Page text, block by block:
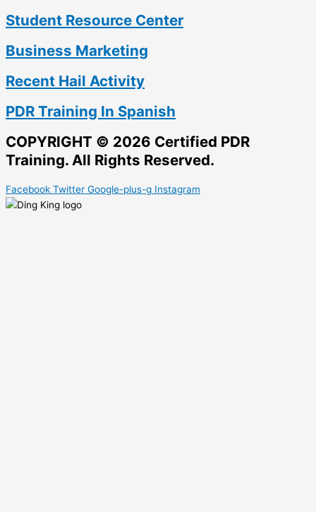
Student Resource Center
Business Marketing
Recent Hail Activity
PDR Training In Spanish
COPYRIGHT © 2026 Certified PDR
Training. All Rights Reserved.
Facebook Twitter Google-plus-g Instagram